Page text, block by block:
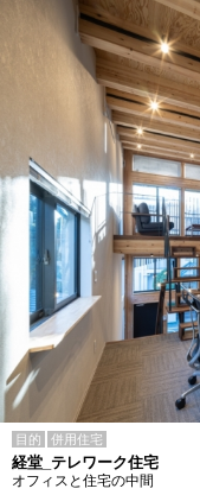
目的 併用住宅
経堂_テレワーク住宅
オフィスと住宅の中間